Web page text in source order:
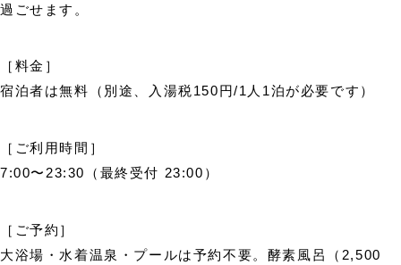
過ごせます。
［料金］
宿泊者は無料（別途、入湯税150円/1人1泊が必要です）
［ご利用時間］
7:00〜23:30（最終受付 23:00）
［ご予約］
大浴場・水着温泉・プールは予約不要。酵素風呂（2,500